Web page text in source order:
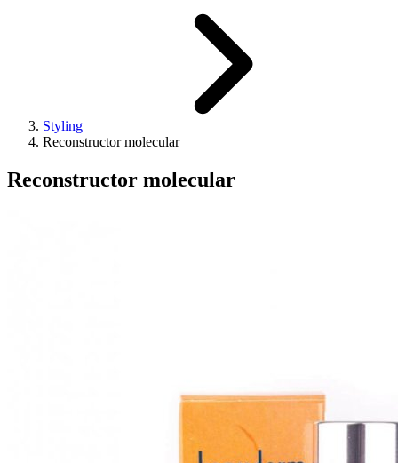
Styling
Reconstructor molecular
Reconstructor molecular